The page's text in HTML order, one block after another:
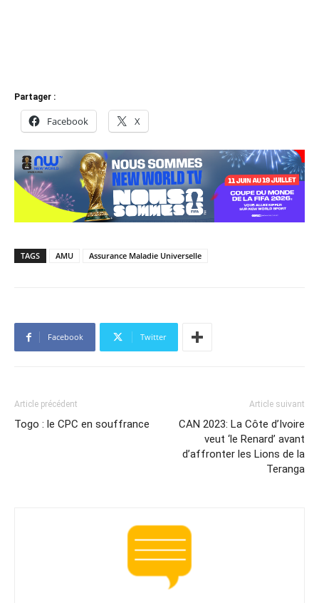
Partager :
Facebook X
TAGS AMU Assurance Maladie Universelle
Facebook Twitter
Article précédent
Togo : le CPC en souffrance
Article suivant
CAN 2023: La Côte d’Ivoire
veut ‘le Renard’ avant
d’affronter les Lions de la
Teranga